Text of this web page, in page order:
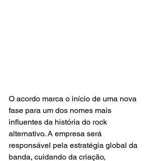
O acordo marca o início de uma nova
fase para um dos nomes mais
influentes da história do rock
alternativo. A empresa será
responsável pela estratégia global da
banda, cuidando da criação,